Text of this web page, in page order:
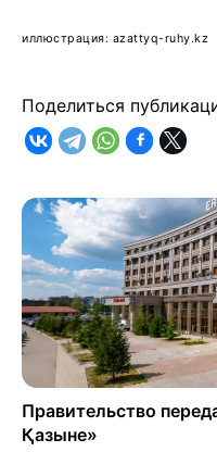
иллюстрация: azattyq-ruhy.kz
Поделиться
Правительство
Қазыне»